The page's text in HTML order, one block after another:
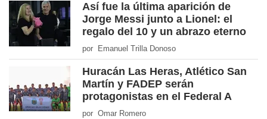
Así fue la última aparición de
Jorge Messi junto a Lionel: el
regalo del 10 y un abrazo eterno
por Emanuel Trilla Donoso
Huracán Las Heras, Atlético San
Martín y FADEP serán
protagonistas en el Federal A
por Omar Romero